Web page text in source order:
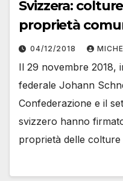
Svizzera:
proprietà
04/12/2018
Il 29 novembre 2018,
federale Johann
Confederazione e il
svizzero hanno
proprietà delle